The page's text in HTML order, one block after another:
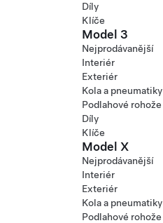
Díly
Klíče
Model 3
Nejprodávanější
Interiér
Exteriér
Kola a pneumatiky
Podlahové rohože
Díly
Klíče
Model X
Nejprodávanější
Interiér
Exteriér
Kola a pneumatiky
Podlahové rohože